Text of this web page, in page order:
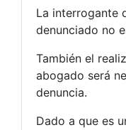
La interrogante
denunciado no
También el
abogado será
denuncia.
Dado a que es